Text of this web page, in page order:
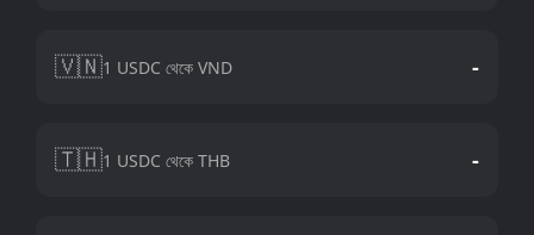
🇻🇳1 USDC থেকে VND -
🇹🇭1 USDC থেকে THB -